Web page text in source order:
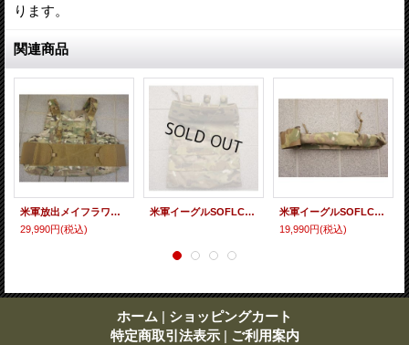
ります。
関連商品
米軍放出メイフラワーLPACアーマーキャリアMULTICAM迷彩 初期型 新品
29,990円(税込)
米軍イーグルSOFLCSダンプポーチMULTICAM迷彩 新品
米軍イーグルSOFLCSチャージポーチV2マルチカム迷彩 新品
19,990円(税込)
ホーム | ショッピングカート
特定商取引法表示 | ご利用案内